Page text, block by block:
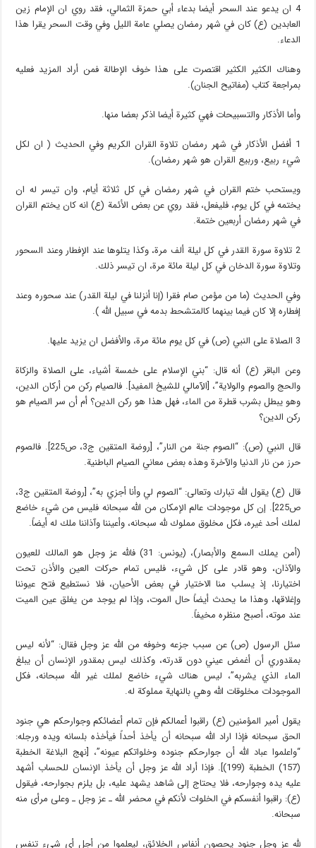
4 ان يدعو عند السحر أيضا بدعاء أبي حمزة الثمالي، فقد روي ان الإمام زين
العابدين (ع) كان في شهر رمضان يصلي عامة الليل وفي وقت السحر يقرا هذا
الدعاء.
وهناك الكثير الكثير اقتصرت على هذا خوف الإطالة فمن أراد المزيد فعليه
بمراجعة كتاب (مفاتيح الجنان).
وأما الأذكار والتسبيحات فهي كثيرة أيضا اذكر بعضا منها.
1 أفضل الأذكار في شهر رمضان تلاوة القران الكريم وفي الحديث ( ان لكل
شيء ربيع، وربيع القران هو شهر رمضان).
ويستحب ختم القران في شهر رمضان في كل ثلاثة أيام، وان تيسر له ان
يختمه في كل يوم، فليفعل، فقد روي عن بعض الأئمة (ع) انه كان يختم القران
في شهر رمضان أربعين ختمة.
2 تلاوة سورة القدر في كل ليلة ألف مرة، وكذا يتلوها عند الإفطار وعند السحور
وتلاوة سورة الدخان في كل ليلة مائة مرة، ان تيسر ذلك.
وفي الحديث (ما من مؤمن صام فقرا (إنا أنزلنا في ليلة القدر) عند سحوره وعند
إفطاره إلا كان فيما بينهما كالمتشحط بدمه في سبيل الله ).
3 الصلاة على النبي (ص) في كل يوم مائة مرة، والأفضل ان يزيد عليها.
وعن الباقر (ع) أنه قال: “بني الإسلام على خمسة أشياء، على الصلاة والزكاة
والحج والصوم والولاية”، [الآمالي للشيخ المفيد]. فالصيام ركن من أركان الدين،
وهو يبطل بشرب قطرة من الماء، فهل هذا هو ركن الدين؟ أم أن سر الصيام هو
ركن الدين؟
قال النبي (ص): “الصوم جنة من النار”، [روضة المتقين ج3، ص225]. فالصوم
حرز من نار الدنيا والآخرة وهذه بعض معاني الصيام الباطنية.
قال (ع) يقول الله تبارك وتعالى: “الصوم لي وأنا أجزي به”، [روضة المتقين ج3،
ص225]. إن كل موجودات عالم الإمكان من الله سبحانه فليس من شيء خاضع
لملك أحد غيره، فكل مخلوق مملوك لله سبحانه، وأعيننا وآذاننا ملك له أيضاً.
(أمن يملك السمع والأبصار)، (يونس: 31) فالله عز وجل هو المالك للعيون
والآذان، وهو قادر على كل شيء، فليس تمام حركات العين والأذن تحت
اختيارنا، إذ يسلب منا الاختيار في بعض الأحيان، فلا نستطيع فتح عيوننا
وإغلاقها، وهذا ما يحدث أيضاً حال الموت، وإذا لم يوجد من يغلق عين الميت
عند موته، أصبح منظره مخيفاً.
سئل الرسول (ص) عن سبب جزعه وخوفه من الله عز وجل فقال: “لأنه ليس
بمقدوري أن أغمض عيني دون قدرته، وكذلك ليس بمقدور الإنسان أن يبلغ
الماء الذي يشربه”، ليس هناك شيء خاضع لملك غير الله سبحانه، فكل
الموجودات مخلوقات الله وهي بالنهاية مملوكة له.
يقول أمير المؤمنين (ع) راقبوا أعمالكم فإن تمام أعضائكم وجوارحكم هي جنود
الحق سبحانه فإذا اراد الله سبحانه أن يأخذ أحداً فيأخذه بلسانه ويده ورجله:
“واعلموا عباد الله أن جوارحكم جنوده وخلواتكم عيونه”، [نهج البلاغة الخطبة
(157) الخطبة (199)]. فإذا أراد الله عز وجل أن يأخذ الإنسان للحساب أشهد
عليه يده وجوارحه، فلا يحتاج إلى شاهد يشهد عليه، بل يلزم بجوارحه، فيقول
(ع): راقبوا أنفسكم في الخلوات لأنكم في محضر الله ـ عز وجل ـ وعلى مرأى منه
سبحانه.
لله عز وجل جنود يحصون أنفاس الخلائق، ليعلموا من أجل أي شيء تنفس